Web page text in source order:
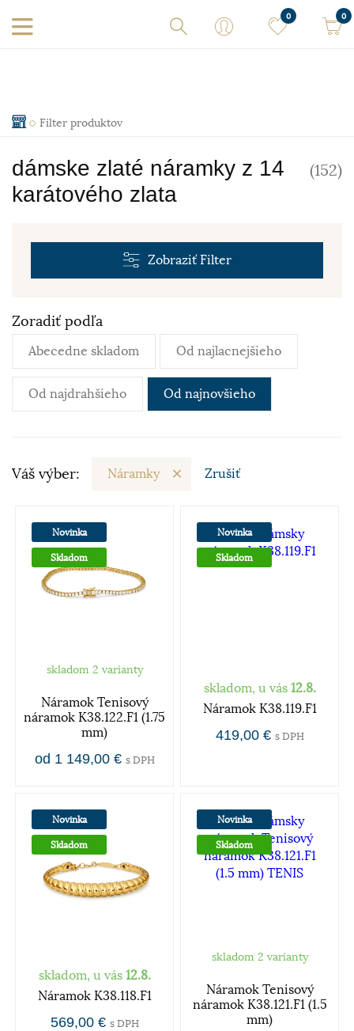
0 0
Filter produktov
dámske zlaté náramky z 14
karátového zlata
(152)
Zobraziť Filter
Zoradiť podľa
Abecedne skladom Od najlacnejšieho
Od najdrahšieho Od najnovšieho
Váš výber: Náramky Zrušiť
Novinka
Skladom
skladom 2 varianty
Náramok Tenisový
náramok K38.122.F1 (1.75
mm)
od 1 149,00 € s DPH
Novinka
Skladom
skladom, u vás 12.8.
Náramok K38.119.F1
419,00 € s DPH
Novinka
Skladom
skladom, u vás 12.8.
Náramok K38.118.F1
569,00 € s DPH
Novinka
Skladom
skladom 2 varianty
Náramok Tenisový
náramok K38.121.F1 (1.5
mm)